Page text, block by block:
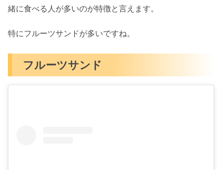
緒に食べる人が多いのが特徴と言えます。
特にフルーツサンドが多いですね。
フルーツサンド